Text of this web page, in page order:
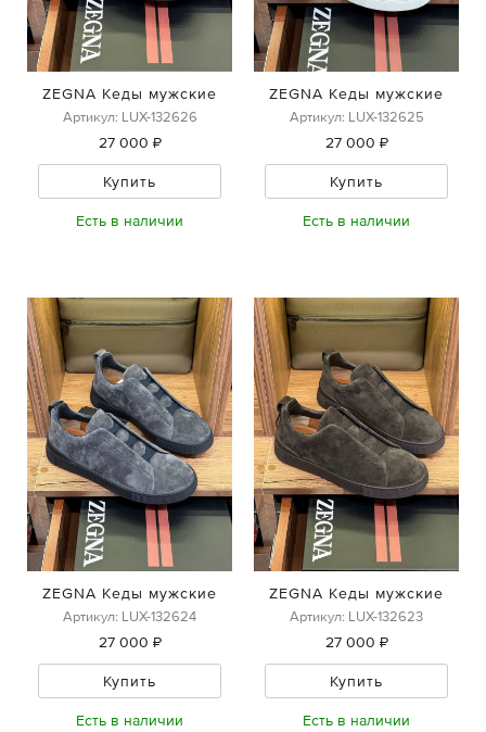
ZEGNA Кеды мужские
Артикул: LUX-132626
27 000 ₽
Купить
Есть в наличии
ZEGNA Кеды мужские
Артикул: LUX-132625
27 000 ₽
Купить
Есть в наличии
ZEGNA Кеды мужские
Артикул: LUX-132624
27 000 ₽
Купить
Есть в наличии
ZEGNA Кеды мужские
Артикул: LUX-132623
27 000 ₽
Купить
Есть в наличии